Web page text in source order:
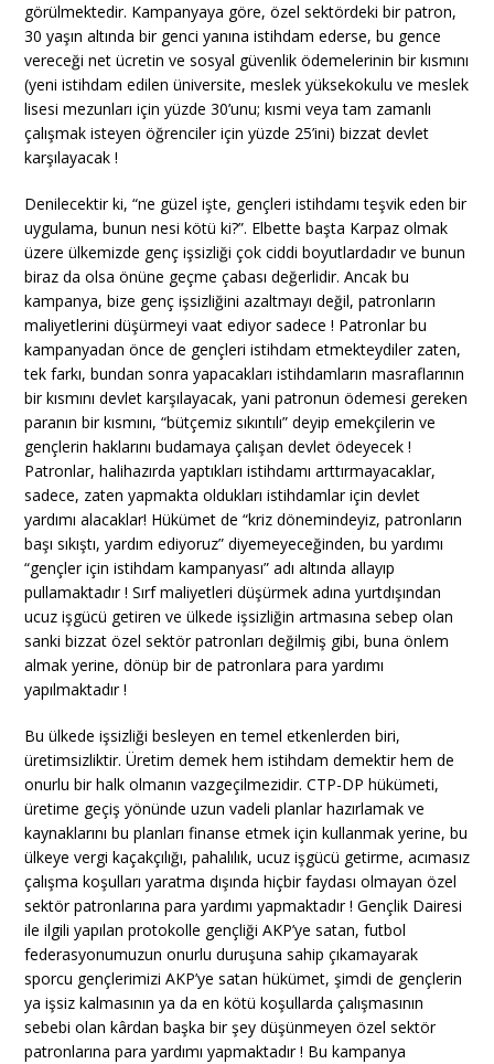
görülmektedir. Kampanyaya göre, özel sektördeki bir patron,
30 yaşın altında bir genci yanına istihdam ederse, bu gence
vereceği net ücretin ve sosyal güvenlik ödemelerinin bir kısmını
(yeni istihdam edilen üniversite, meslek yüksekokulu ve meslek
lisesi mezunları için yüzde 30’unu; kısmi veya tam zamanlı
çalışmak isteyen öğrenciler için yüzde 25’ini) bizzat devlet
karşılayacak !
Denilecektir ki, “ne güzel işte, gençleri istihdamı teşvik eden bir
uygulama, bunun nesi kötü ki?”. Elbette başta Karpaz olmak
üzere ülkemizde genç işsizliği çok ciddi boyutlardadır ve bunun
biraz da olsa önüne geçme çabası değerlidir. Ancak bu
kampanya, bize genç işsizliğini azaltmayı değil, patronların
maliyetlerini düşürmeyi vaat ediyor sadece ! Patronlar bu
kampanyadan önce de gençleri istihdam etmekteydiler zaten,
tek farkı, bundan sonra yapacakları istihdamların masraflarının
bir kısmını devlet karşılayacak, yani patronun ödemesi gereken
paranın bir kısmını, “bütçemiz sıkıntılı” deyip emekçilerin ve
gençlerin haklarını budamaya çalışan devlet ödeyecek !
Patronlar, halihazırda yaptıkları istihdamı arttırmayacaklar,
sadece, zaten yapmakta oldukları istihdamlar için devlet
yardımı alacaklar! Hükümet de “kriz dönemindeyiz, patronların
başı sıkıştı, yardım ediyoruz” diyemeyeceğinden, bu yardımı
“gençler için istihdam kampanyası” adı altında allayıp
pullamaktadır ! Sırf maliyetleri düşürmek adına yurtdışından
ucuz işgücü getiren ve ülkede işsizliğin artmasına sebep olan
sanki bizzat özel sektör patronları değilmiş gibi, buna önlem
almak yerine, dönüp bir de patronlara para yardımı
yapılmaktadır !
Bu ülkede işsizliği besleyen en temel etkenlerden biri,
üretimsizliktir. Üretim demek hem istihdam demektir hem de
onurlu bir halk olmanın vazgeçilmezidir. CTP-DP hükümeti,
üretime geçiş yönünde uzun vadeli planlar hazırlamak ve
kaynaklarını bu planları finanse etmek için kullanmak yerine, bu
ülkeye vergi kaçakçılığı, pahalılık, ucuz işgücü getirme, acımasız
çalışma koşulları yaratma dışında hiçbir faydası olmayan özel
sektör patronlarına para yardımı yapmaktadır ! Gençlik Dairesi
ile ilgili yapılan protokolle gençliği AKP’ye satan, futbol
federasyonumuzun onurlu duruşuna sahip çıkamayarak
sporcu gençlerimizi AKP’ye satan hükümet, şimdi de gençlerin
ya işsiz kalmasının ya da en kötü koşullarda çalışmasının
sebebi olan kârdan başka bir şey düşünmeyen özel sektör
patronlarına para yardımı yapmaktadır ! Bu kampanya